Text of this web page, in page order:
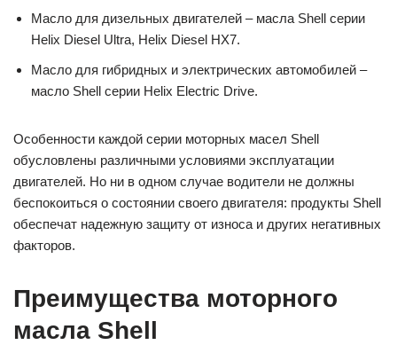
Масло для дизельных двигателей – масла Shell серии
Helix Diesel Ultra, Helix Diesel HX7.
Масло для гибридных и электрических автомобилей –
масло Shell серии Helix Electric Drive.
Особенности каждой серии моторных масел Shell
обусловлены различными условиями эксплуатации
двигателей. Но ни в одном случае водители не должны
беспокоиться о состоянии своего двигателя: продукты Shell
обеспечат надежную защиту от износа и других негативных
факторов.
Преимущества моторного
масла Shell